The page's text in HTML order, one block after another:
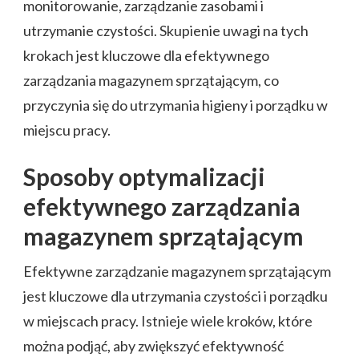
monitorowanie, zarządzanie zasobami i
utrzymanie czystości. Skupienie uwagi na tych
krokach jest kluczowe dla efektywnego
zarządzania magazynem sprzątającym, co
przyczynia się do utrzymania higieny i porządku w
miejscu pracy.
Sposoby optymalizacji
efektywnego zarządzania
magazynem sprzątającym
Efektywne zarządzanie magazynem sprzątającym
jest kluczowe dla utrzymania czystości i porządku
w miejscach pracy. Istnieje wiele kroków, które
można podjąć, aby zwiększyć efektywność